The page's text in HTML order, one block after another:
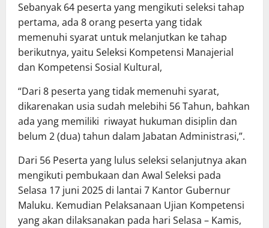
Sebanyak 64 peserta yang mengikuti seleksi tahap
pertama, ada 8 orang peserta yang tidak
memenuhi syarat untuk melanjutkan ke tahap
berikutnya, yaitu Seleksi Kompetensi Manajerial
dan Kompetensi Sosial Kultural,
“Dari 8 peserta yang tidak memenuhi syarat,
dikarenakan usia sudah melebihi 56 Tahun, bahkan
ada yang memiliki riwayat hukuman disiplin dan
belum 2 (dua) tahun dalam Jabatan Administrasi,”.
Dari 56 Peserta yang lulus seleksi selanjutnya akan
mengikuti pembukaan dan Awal Seleksi pada
Selasa 17 juni 2025 di lantai 7 Kantor Gubernur
Maluku. Kemudian Pelaksanaan Ujian Kompetensi
yang akan dilaksanakan pada hari Selasa – Kamis,